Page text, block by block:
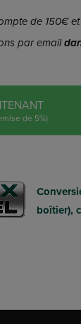
de 150€
par email
de 5%)
boîtier),